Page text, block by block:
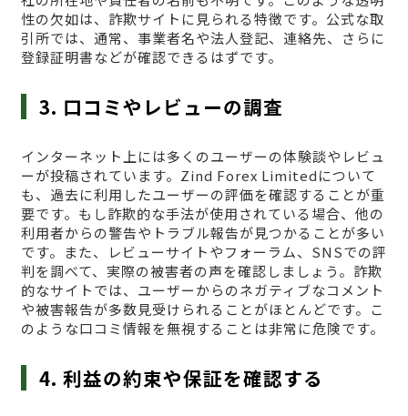
性の欠如は、詐欺サイトに見られる特徴です。公式な取
引所では、通常、事業者名や法人登記、連絡先、さらに
登録証明書などが確認できるはずです。
3. 口コミやレビューの調査
インターネット上には多くのユーザーの体験談やレビュ
ーが投稿されています。Zind Forex Limitedについて
も、過去に利用したユーザーの評価を確認することが重
要です。もし詐欺的な手法が使用されている場合、他の
利用者からの警告やトラブル報告が見つかることが多い
です。また、レビューサイトやフォーラム、SNSでの評
判を調べて、実際の被害者の声を確認しましょう。詐欺
的なサイトでは、ユーザーからのネガティブなコメント
や被害報告が多数見受けられることがほとんどです。こ
のような口コミ情報を無視することは非常に危険です。
4. 利益の約束や保証を確認する